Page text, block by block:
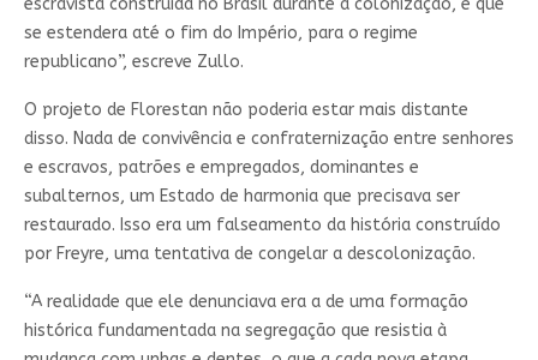
se estendera até o fim do Império, para o regime
republicano”, escreve Zullo.
O projeto de Florestan não poderia estar mais distante
disso. Nada de convivência e confraternização entre senhores
e escravos, patrões e empregados, dominantes e
subalternos, um Estado de harmonia que precisava ser
restaurado. Isso era um falseamento da história construído
por Freyre, uma tentativa de congelar a descolonização.
“A realidade que ele denunciava era a de uma formação
histórica fundamentada na segregação que resistia à